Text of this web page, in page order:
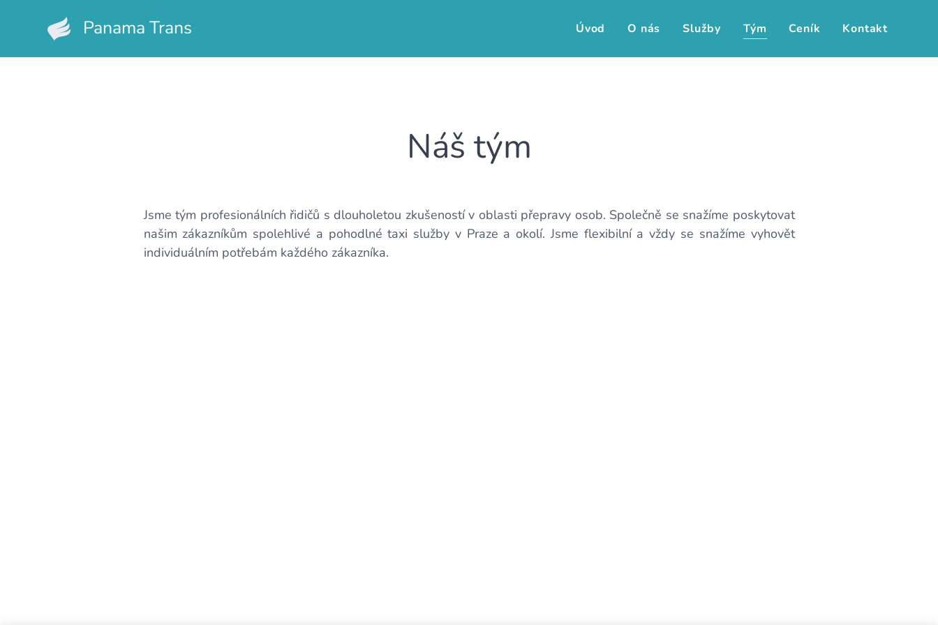
Panama Trans Úvod O nás Služby Tým Ceník Kontakt
Náš tým
Jsme tým profesionálních řidičů s dlouholetou zkušeností v oblasti přepravy osob. Společně se snažíme poskytovat
našim zákazníkům spolehlivé a pohodlné taxi služby v Praze a okolí. Jsme flexibilní a vždy se snažíme vyhovět
individuálním potřebám každého zákazníka.